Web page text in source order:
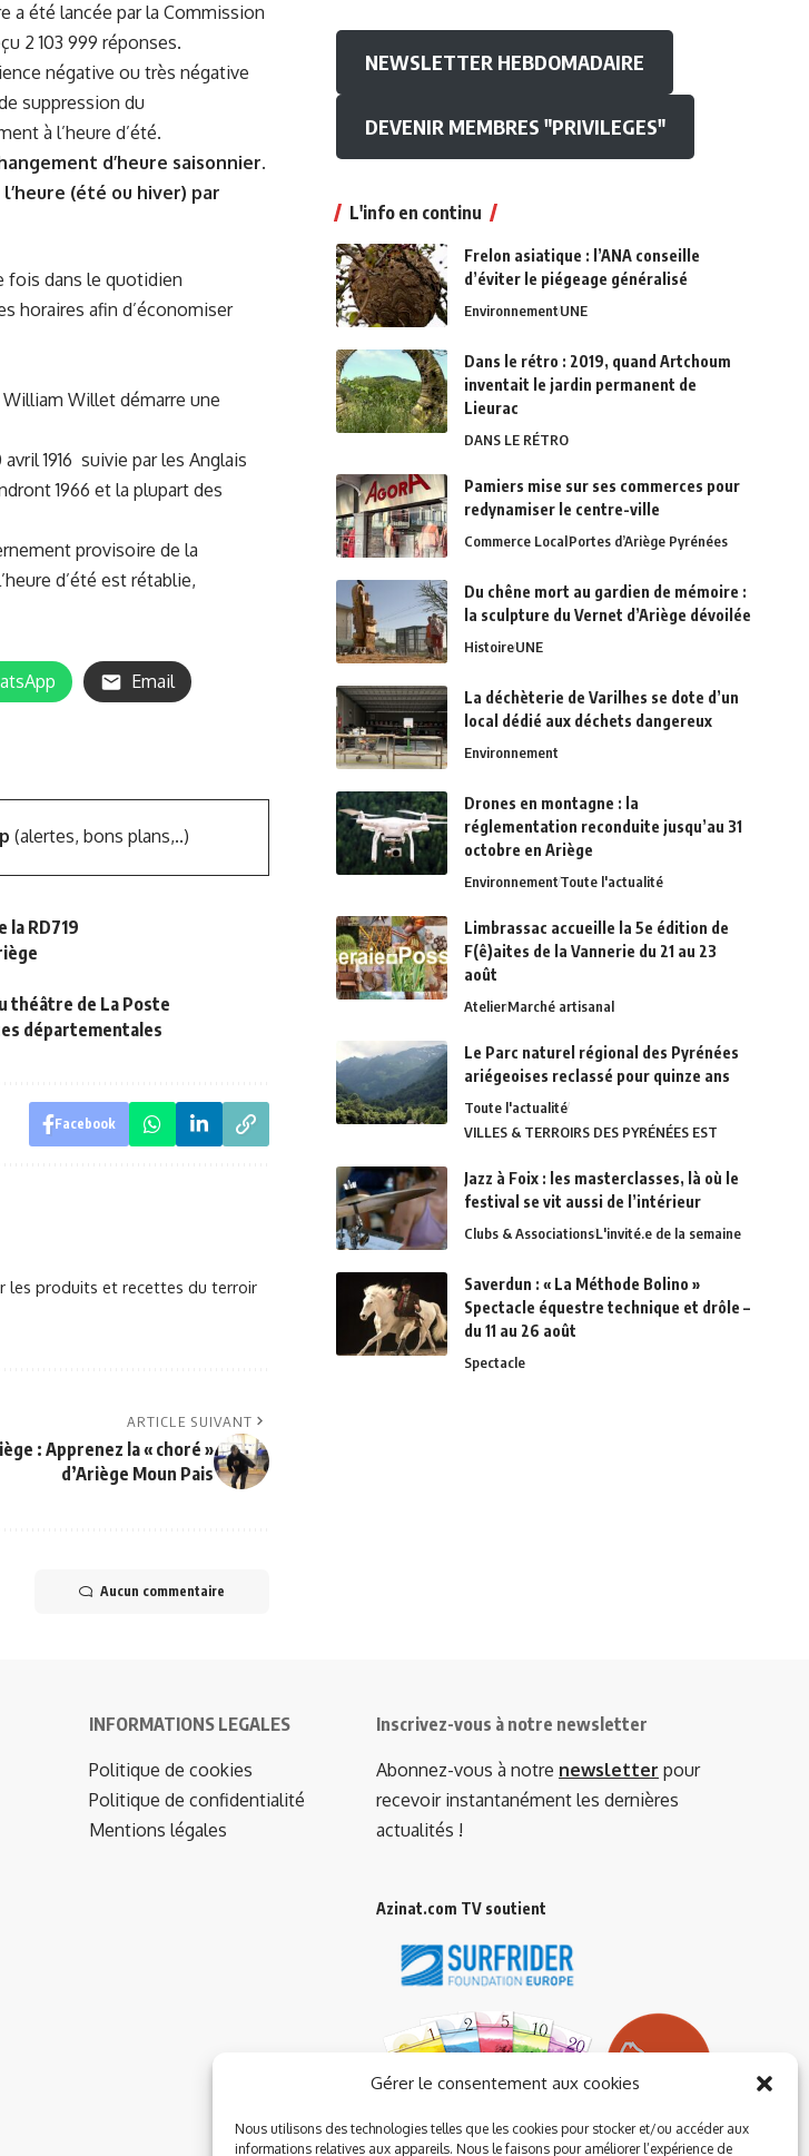
Gérer le consentement aux cookies
Nous utilisons des technologies telles que les cookies pour stocker et/ou accéder aux
informations relatives aux appareils. Nous le faisons pour améliorer l’expérience de
a été lancée par la Commission
2 103 999 réponses.
négative ou très négative
suppression du
à l’heure d’été.
d’heure saisonnier.
(été ou hiver) par
fois dans le quotidien
horaires afin d’économiser
William Willet démarre une
1916 suivie par les Anglais
1966 et la plupart des
provisoire de la
d’été est rétablie,
Email
(alertes, bons plans,..)
RD719
théâtre de La Poste
départementales
Facebook
les produits et recettes du terroir
ARTICLE SUIVANT
: Apprenez la « choré »
d’Ariège Moun Pais
Aucun commentaire
NEWSLETTER HEBDOMADAIRE
DEVENIR MEMBRES "PRIVILEGES"
L'info en continu
Frelon asiatique : l’ANA conseille
d’éviter le piégeage généralisé
EnvironnementUNE
Dans le rétro : 2019, quand Artchoum
inventait le jardin permanent de
Lieurac
DANS LE RÉTRO
Pamiers mise sur ses commerces pour
redynamiser le centre-ville
Commerce LocalPortes d’Ariège Pyrénées
Du chêne mort au gardien de mémoire :
la sculpture du Vernet d’Ariège dévoilée
HistoireUNE
La déchèterie de Varilhes se dote d’un
local dédié aux déchets dangereux
Environnement
Drones en montagne : la
réglementation reconduite jusqu’au 31
octobre en Ariège
EnvironnementToute l'actualité
Limbrassac accueille la 5e édition de
F(ê)aites de la Vannerie du 21 au 23
août
AtelierMarché artisanal
Le Parc naturel régional des Pyrénées
ariégeoises reclassé pour quinze ans
Toute l'actualité
VILLES & TERROIRS DES PYRÉNÉES EST
Jazz à Foix : les masterclasses, là où le
festival se vit aussi de l’intérieur
Clubs & AssociationsL'invité.e de la semaine
Saverdun : « La Méthode Bolino »
Spectacle équestre technique et drôle –
du 11 au 26 août
Spectacle
INFORMATIONS LEGALES
Politique de cookies
Politique de confidentialité
Mentions légales
Inscrivez-vous à notre newsletter
Abonnez-vous à notre newsletter pour
recevoir instantanément les dernières
actualités !
Azinat.com TV soutient